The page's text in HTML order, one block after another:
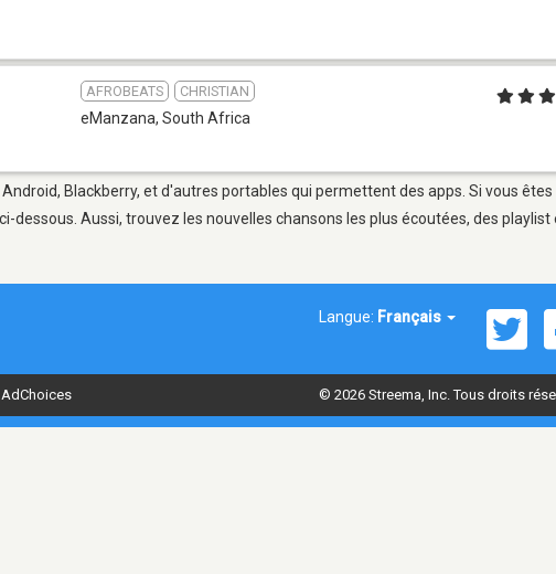
AFROBEATS CHRISTIAN
eManzana, South Africa
Blackberry, et d'autres portables qui permettent des apps. Si vous êtes
Aussi, trouvez les nouvelles chansons les plus écoutées, des playlist
Langue: Français
AdChoices © 2026 Streema, Inc. Tous droits